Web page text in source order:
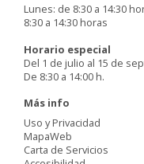
Lunes: de 8:30 a 14:30
8:30 a 14:30 horas
Horario especial
Del 1 de julio al 15 de
De 8:30 a 14:00 h.
Más info
Uso y Privacidad
MapaWeb
Carta de Servicios